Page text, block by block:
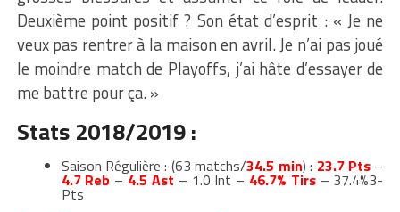
Deuxième point positif ? Son état d’esprit : « Je ne
veux pas rentrer à la maison en avril. Je n’ai pas joué
le moindre match de Playoffs, j’ai hâte d’essayer de
me battre pour ça. »
Stats 2018/2019 :
Saison Régulière : (63 matchs/34.5 min) : 23.7 Pts–
4.7 Reb –4.5 Ast– 1.0 Int – 46.7% Tirs– 37.4%3-
Pts